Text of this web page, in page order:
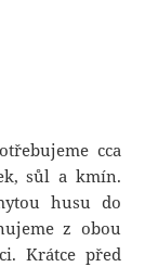
cca
sůl a kmín.
husu do
z obou
Krátce před